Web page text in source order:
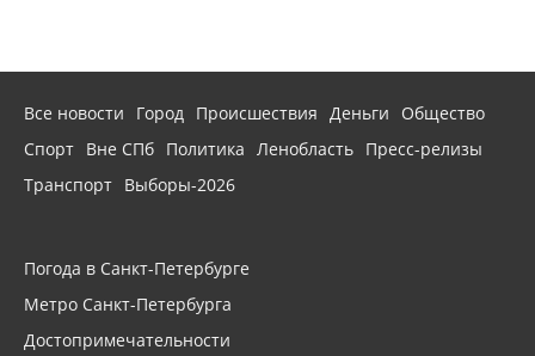
Все новости Город Происшествия Деньги
Общество
Спорт Вне СПб Политика Ленобласть Пресс-релизы
Транспорт Выборы-2026
Погода в Санкт-Петербурге
Метро Санкт-Петербурга
Достопримечательности